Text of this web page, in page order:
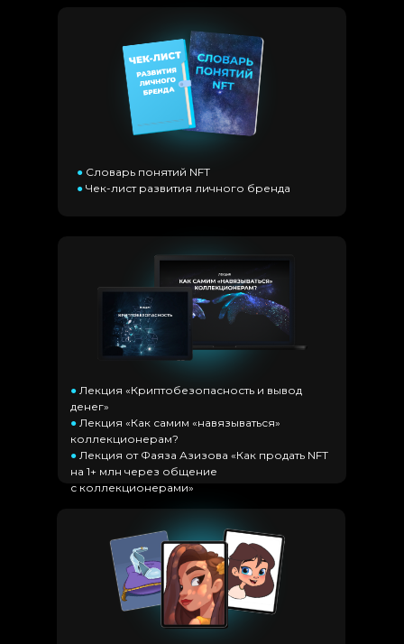
● Лекция «Криптобезопасность и вывод
денег»
● Лекция «Как самим «навязываться»
коллекционерам?
● Лекция от Фаяза Азизова «Как продать NFT
на 1+ млн через общение
с коллекционерами»
● Словарь понятий NFT
● Чек-лист развития личного бренда